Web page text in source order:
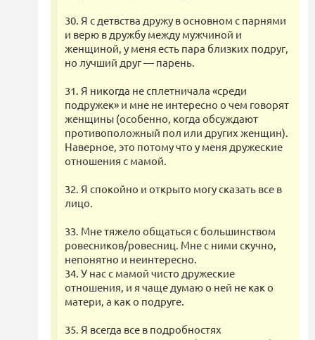
30. Я с детвства дружу в основном с парнями
и верю в дружбу между мужчиной и
женщиной, у меня есть пара близких подруг,
но лучший друг — парень.
31. Я никогда не сплетничала «среди
подружек» и мне не интересно о чем говорят
женщины (особенно, когда обсуждают
противоположный пол или других женщин).
Наверное, это потому что у меня дружеские
отношения с мамой.
32. Я спокойно и открыто могу сказать все в
лицо.
33. Мне тяжело общаться с большинством
ровесников/ровесниц. Мне с ними скучно,
непонятно и неинтересно.
34. У нас с мамой чисто дружеские
отношения, и я чаще думаю о ней не как о
матери, а как о подруге.
35. Я всегда все в подробностях